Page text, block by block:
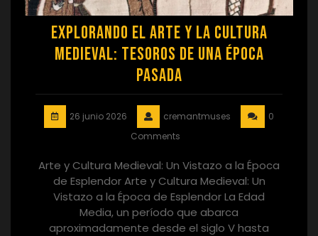
Explorando el Arte y la Cultura
Medieval: Tesoros de una Época
Pasada
26 junio 2026 cremantmuses
0
Comments
Arte y Cultura Medieval: Un Vistazo a la Época
de Esplendor Arte y Cultura Medieval: Un
Vistazo a la Época de Esplendor La Edad
Media, un período que abarca
aproximadamente desde el siglo V hasta